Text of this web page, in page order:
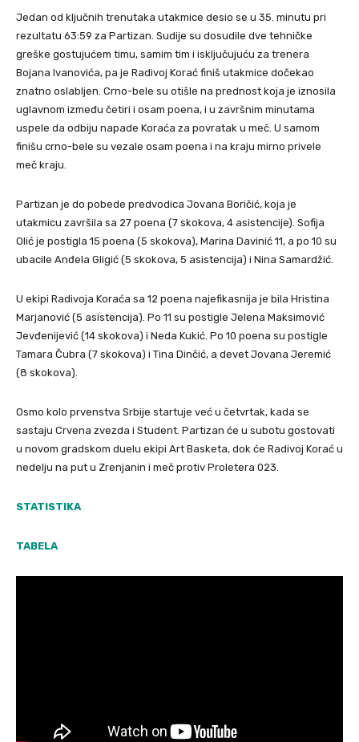
Jedan od ključnih trenutaka utakmice desio se u 35. minutu pri
rezultatu 63:59 za Partizan. Sudije su dosudile dve tehničke
greške gostujućem timu, samim tim i isključujuću za trenera
Bojana Ivanovića, pa je Radivoj Korać finiš utakmice dočekao
znatno oslabljen. Crno-bele su otišle na prednost koja je iznosila
uglavnom između četiri i osam poena, i u završnim minutama
uspele da odbiju napade Koraća za povratak u meč. U samom
finišu crno-bele su vezale osam poena i na kraju mirno privele
meč kraju.
Partizan je do pobede predvodica Jovana Boričić, koja je
utakmicu završila sa 27 poena (7 skokova, 4 asistencije). Sofija
Olić je postigla 15 poena (5 skokova), Marina Davinić 11, a po 10 su
ubacile Anđela Gligić (5 skokova, 5 asistencija) i Nina Samardžić.
U ekipi Radivoja Koraća sa 12 poena najefikasnija je bila Hristina
Marjanović (5 asistencija). Po 11 su postigle Jelena Maksimović
Jevđenijević (14 skokova) i Neda Kukić. Po 10 poena su postigle
Tamara Čubra (7 skokova) i Tina Dinčić, a devet Jovana Jeremić
(8 skokova).
Osmo kolo prvenstva Srbije startuje već u četvrtak, kada se
sastaju Crvena zvezda i Student. Partizan će u subotu gostovati
u novom gradskom duelu ekipi Art Basketa, dok će Radivoj Korać u
nedelju na put u Zrenjanin i meč protiv Proletera 023.
STATISTIKA
TABELA